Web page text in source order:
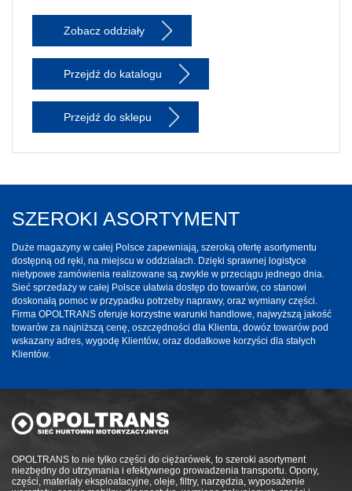
Zobacz oddziały
Przejdź do katalogu
Przejdź do sklepu
OPOLTRANS to nie tylko części do ciężarówek, to szeroki asortyment
niezbędny do utrzymania i efektywnego prowadzenia transportu. Opony,
części, materiały eksploatacyjne, oleje, filtry, narzędzia, wyposażenie
SZEROKI ASORTYMENT
Duże magazyny w całej Polsce zapewniają, szeroką ofertę asortymentu
dostępną od ręki, na miejscu w oddziałach. Dzięki sprawnej logistyce
nietypowe zamówienia realizowane są zwykle w przeciągu jednego dnia.
Sieć sprzedaży w całej Polsce ułatwia dostęp do towarów, co stanowi
doskonałą pomoc w przypadku potrzeby naprawy, oraz wymiany części.
Firma OPOLTRANS oferuje korzystne warunki handlowe, najwyższą jakość
towarów za najniższą cenę, oszczędności dla Klienta, dowóz towarów pod
wskazany adres, wygodę Klientów, oraz dodatkowe korzyści dla stałych
Klientów.